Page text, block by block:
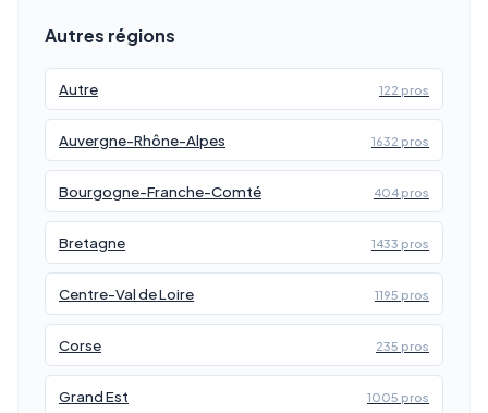
Autres régions
Autre 122 pros
Auvergne-Rhône-Alpes 1632 pros
Bourgogne-Franche-Comté 404 pros
Bretagne 1433 pros
Centre-Val de Loire 1195 pros
Corse 235 pros
Grand Est 1005 pros